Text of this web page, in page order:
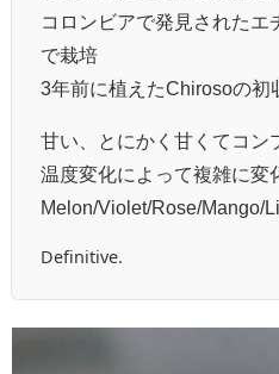
コロンビアで発見されたエ
で栽培
3年前に植えたChirosoの初
甘い、とにかく甘くてコン
温度変化によって複雑に変
Melon/Violet/Rose/Mango/
Definitive.